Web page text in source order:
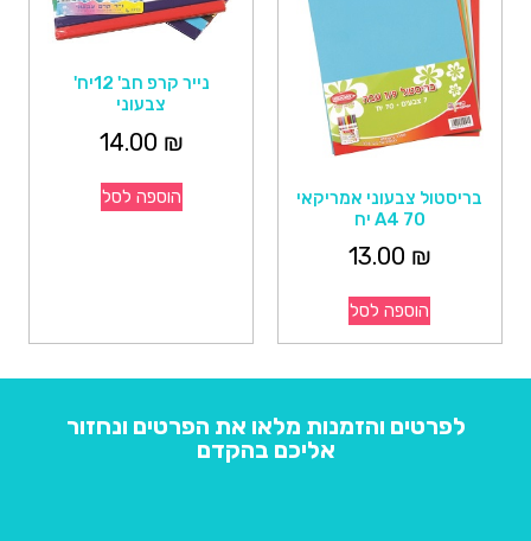
בריסטול צבעוני אמריקאי
A4 70 יח
13.00 ₪
הוספה לסל
נייר קרפ חב' 12יח'
צבעוני
14.00 ₪
הוספה לסל
לפרטים והזמנות מלאו את הפרטים ונחזור
אליכם בהקדם